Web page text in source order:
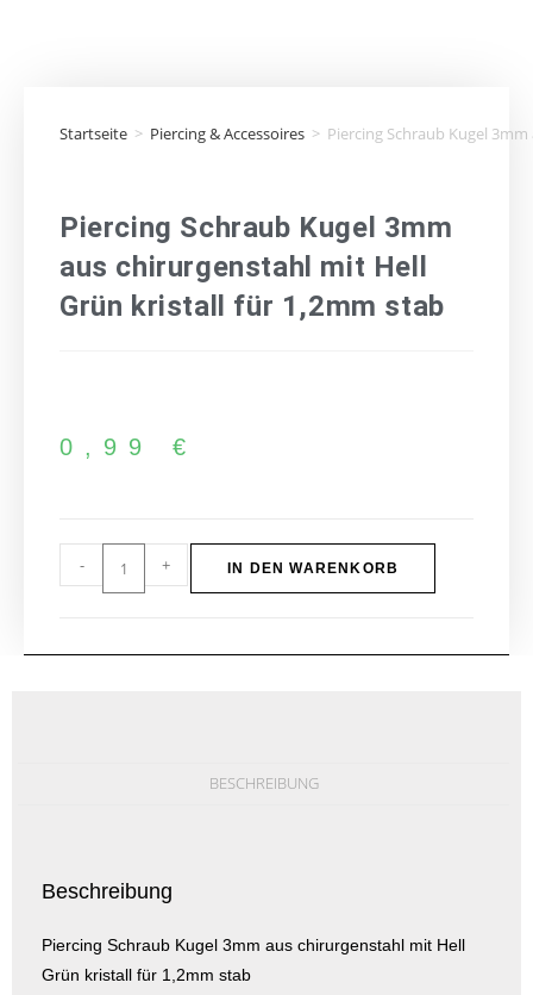
Startseite > Piercing & Accessoires > Piercing Schraub Kugel
Piercing Schraub Kugel 3mm
aus chirurgenstahl mit Hell
Grün kristall für 1,2mm stab
0,99 €
- + IN DEN WARENKORB
BESCHREIBUNG
Beschreibung
Piercing Schraub Kugel 3mm aus chirurgenstahl mit Hell
Grün kristall für 1,2mm stab